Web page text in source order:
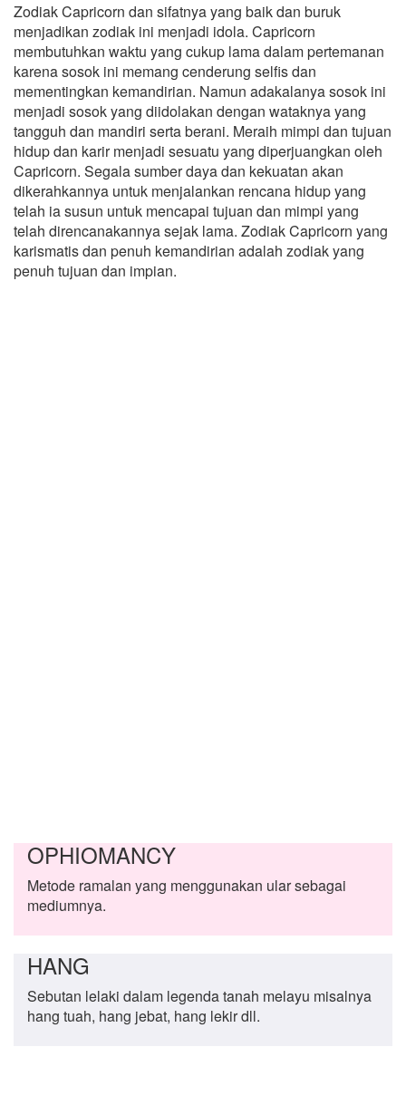
Zodiak Capricorn dan sifatnya yang baik dan buruk
menjadikan zodiak ini menjadi idola. Capricorn
membutuhkan waktu yang cukup lama dalam pertemanan
karena sosok ini memang cenderung selfis dan
mementingkan kemandirian. Namun adakalanya sosok ini
menjadi sosok yang diidolakan dengan wataknya yang
tangguh dan mandiri serta berani. Meraih mimpi dan tujuan
hidup dan karir menjadi sesuatu yang diperjuangkan oleh
Capricorn. Segala sumber daya dan kekuatan akan
dikerahkannya untuk menjalankan rencana hidup yang
telah ia susun untuk mencapai tujuan dan mimpi yang
telah direncanakannya sejak lama. Zodiak Capricorn yang
karismatis dan penuh kemandirian adalah zodiak yang
penuh tujuan dan impian.
OPHIOMANCY
Metode ramalan yang menggunakan ular sebagai
mediumnya.
HANG
Sebutan lelaki dalam legenda tanah melayu misalnya
hang tuah, hang jebat, hang lekir dll.